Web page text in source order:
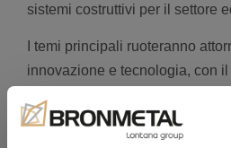
sistemi costruttivi per il settore
I temi principali ruoteranno
innovazione e tecnologia, con il
l’edificio durante il suo intero